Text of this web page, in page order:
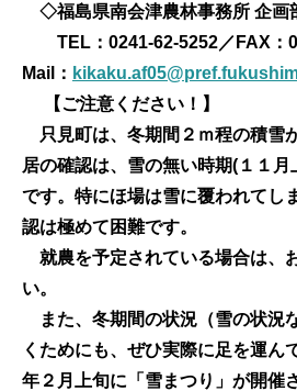
◇福島県南会津農林事務所 企画
TEL：0241-62-5252／FAX：
Mail：
【ご注意ください！】
只見町は、冬期間２ｍ程の積雪
居の確認は、雪の無い時期(１１
です。 特にほ場は雪に覆われてし
認は極めて困難です。
就農を予定されている場合は、
い。
また、冬期間の状況（雪の状況
くためにも、ぜひ実際に足を運ん
年２月上旬に「雪まつり」が開催